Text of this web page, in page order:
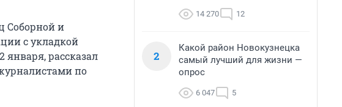
Соборной и
с укладкой
рассказал
по
14 270 12
2
Какой район Новокузнецка
самый лучший для жизни —
опрос
6 047 5